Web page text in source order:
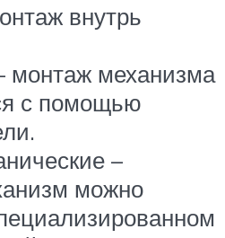
внутрь
монтаж механизма
с помощью
–
можно